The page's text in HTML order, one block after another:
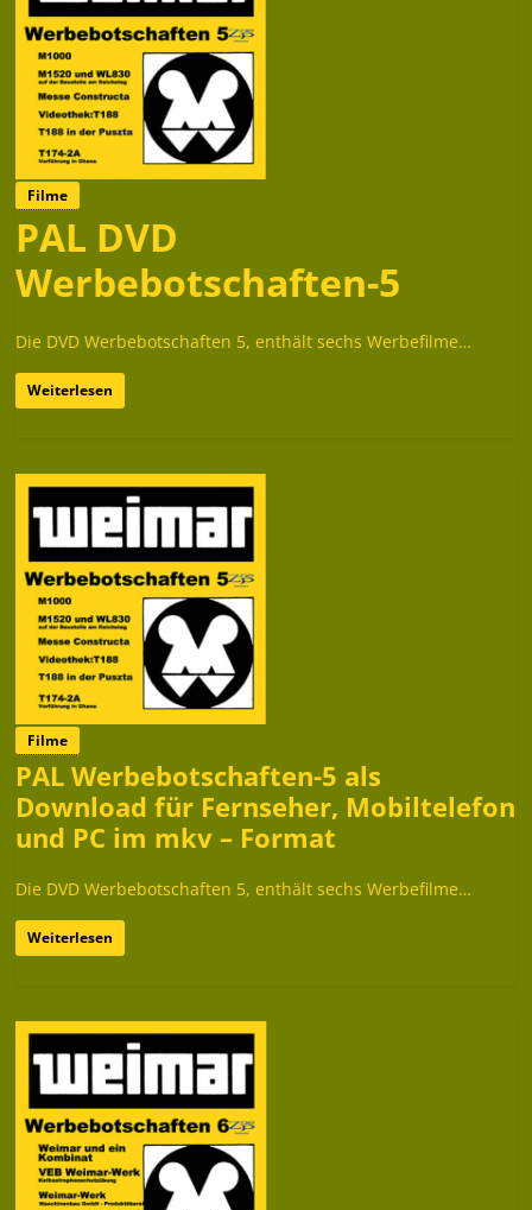
Filme
PAL DVD
Werbebotschaften-5
Die DVD Werbebotschaften 5, enthält sechs Werbefilme…
Weiterlesen
Filme
PAL Werbebotschaften-5 als
Download für Fernseher, Mobiltelefon
und PC im mkv – Format
Die DVD Werbebotschaften 5, enthält sechs Werbefilme…
Weiterlesen